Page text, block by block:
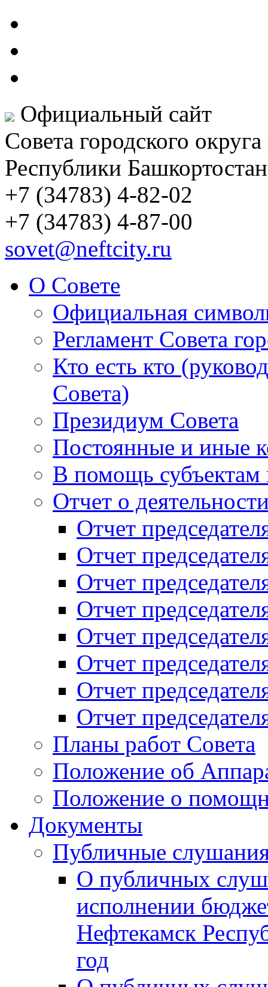
Официальный сайт
Совета городского
Республики Башкортостан
+7 (34783) 4-82-02
+7 (34783) 4-87-00
sovet@neftcity.ru
О Совете
Официальная
Регламент Совета
Кто есть кто
Совета)
Президиум Совета
Постоянные и иные
В помощь субъектам
Отчет о
Отчет
Отчет
Отчет
Отчет
Отчет
Отчет
Отчет
Отчет
Планы работ Совета
Положение об
Положение о
Документы
Публичные
О публичных
исполнении
Нефтекамск
год